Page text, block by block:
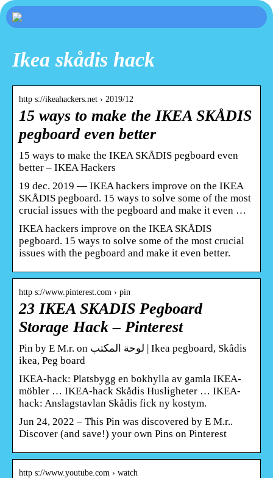
Ikea skådis hack
http s://ikeahackers.net › 2019/12
15 ways to make the IKEA SKÅDIS
pegboard even better
15 ways to make the IKEA SKÅDIS pegboard even
better – IKEA Hackers
19 dec. 2019 — IKEA hackers improve on the IKEA
SKÅDIS pegboard. 15 ways to solve some of the most
crucial issues with the pegboard and make it even …
IKEA hackers improve on the IKEA SKÅDIS
pegboard. 15 ways to solve some of the most crucial
issues with the pegboard and make it even better.
http s://www.pinterest.com › pin
23 IKEA SKADIS Pegboard
Storage Hack – Pinterest
Pin by E M.r. on لوحة المكتب | Ikea pegboard, Skådis
ikea, Peg board
IKEA-hack: Platsbygg en bokhylla av gamla IKEA-
möbler … IKEA-hack Skådis Husligheter … IKEA-
hack: Anslagstavlan Skådis fick ny kostym.
Jun 24, 2022 – This Pin was discovered by E M.r..
Discover (and save!) your own Pins on Pinterest
http s://www.youtube.com › watch